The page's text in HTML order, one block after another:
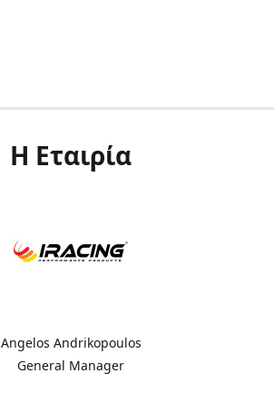
Η Εταιρία
Angelos Andrikopoulos
General Manager